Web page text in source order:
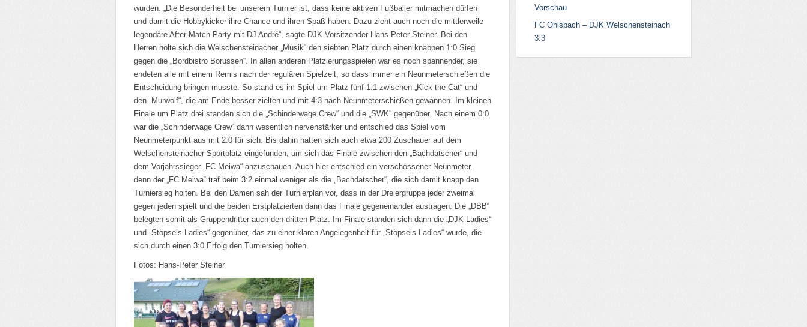
wurden. „Die Besonderheit bei unserem Turnier ist, dass keine aktiven Fußballer mitmachen dürfen
und damit die Hobbykicker ihre Chance und ihren Spaß haben. Dazu zieht auch noch die mittlerweile
legendäre After-Match-Party mit DJ André“, sagte DJK-Vorsitzender Hans-Peter Steiner. Bei den
Herren holte sich die Welschensteinacher „Musik“ den siebten Platz durch einen knappen 1:0 Sieg
gegen die „Bordbistro Borussen“. In allen anderen Platzierungsspielen war es noch spannender, sie
endeten alle mit einem Remis nach der regulären Spielzeit, so dass immer ein Neunmeterschießen die
Entscheidung bringen musste. So stand es im Spiel um Platz fünf 1:1 zwischen „Kick the Cat“ und
den „Murwölf“, die am Ende besser zielten und mit 4:3 nach Neunmeterschießen gewannen. Im kleinen
Finale um Platz drei standen sich die „Schinderwage Crew“ und die „SWK“ gegenüber. Nach einem 0:0
war die „Schinderwage Crew“ dann wesentlich nervenstärker und entschied das Spiel vom
Neunmeterpunkt aus mit 2:0 für sich. Bis dahin hatten sich auch etwa 200 Zuschauer auf dem
Welschensteinacher Sportplatz eingefunden, um sich das Finale zwischen den „Bachdatscher“ und
dem Vorjahrssieger „FC Meiwa“ anzuschauen. Auch hier entschied ein verschossener Neunmeter,
denn der „FC Meiwa“ traf beim 3:2 einmal weniger als die „Bachdatscher“, die sich damit knapp den
Turniersieg holten. Bei den Damen sah der Turnierplan vor, dass in der Dreiergruppe jeder zweimal
gegen jeden spielt und die beiden Erstplatzierten dann das Finale gegeneinander austragen. Die „DBB“
belegten somit als Gruppendritter auch den dritten Platz. Im Finale standen sich dann die „DJK-Ladies“
und „Stöpsels Ladies“ gegenüber, das zu einer klaren Angelegenheit für „Stöpsels Ladies“ wurde, die
sich durch einen 3:0 Erfolg den Turniersieg holten.
Fotos: Hans-Peter Steiner
Vorschau
FC Ohlsbach – DJK Welschensteinach
3:3